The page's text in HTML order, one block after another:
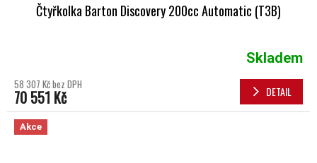
Čtyřkolka Barton Discovery 200cc Automatic (T3B)
Skladem
58 307 Kč bez DPH
70 551 Kč DETAIL
Akce